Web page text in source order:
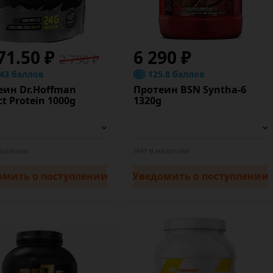
₽ 2 790 ₽
баллов
Dr.Hoffman
Protein 1000g
о поступлении
6 290 ₽
125.8 баллов
Протеин BSN Syntha-6
1320g
Уведомить о поступлении